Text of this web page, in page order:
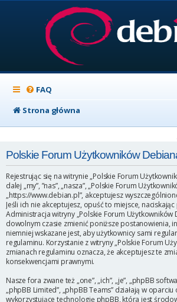
FAQ
Strona główna
Polskie Forum Użytkowników
Rejestrując się na witrynie „Polskie Forum
dalej „my”, ”nas”, „nasza”, „Polskie Forum
„https://www.debian.pl”, akceptujesz
Jeśli ich nie akceptujesz, opuść to miejsce, naciskając
Administracja witryny „Polskie Forum Użytkowników
dowolnym czasie zmienić poniższe postanowienia,
niemniej wskazane jest, aby użytkownicy sami
regulaminu. Korzystanie z witryny „Polskie Forum
zmianach regulaminu oznacza, że akceptujesz te
konsekwencjami prawnymi.
Nasze fora zwane też „one”, „ich”, „je”, „phpBB
„phpBB Limited”, „phpBB Teams” działają w
wykorzystujące technologię phpBB, która jest